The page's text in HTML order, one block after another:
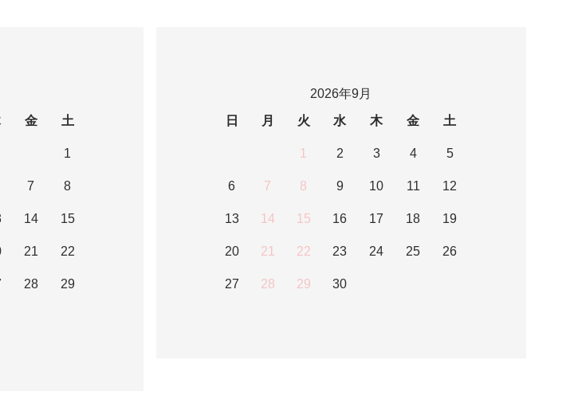
金 土
1
7 8
14 15
21 22
28 29
2026年9月
日
月 火 水 木 金 土
1 2 3 4 5
6 7 8 9 10 11 12
13 14 15 16 17 18 19
20 21 22 23 24 25 26
27 28 29 30